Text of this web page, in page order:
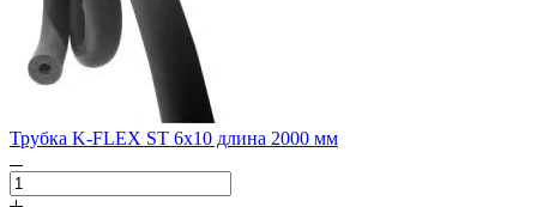
Трубка K-FLEX ST 6х10 длина 2000 мм